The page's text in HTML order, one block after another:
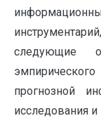
следующие
прогнозной
исследования и